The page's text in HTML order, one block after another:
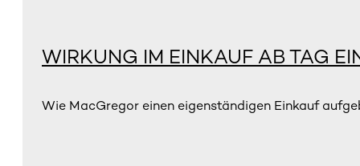
WIRKUNG IM EINKAUF AB TAG
Wie MacGregor einen eigenständigen Einkauf